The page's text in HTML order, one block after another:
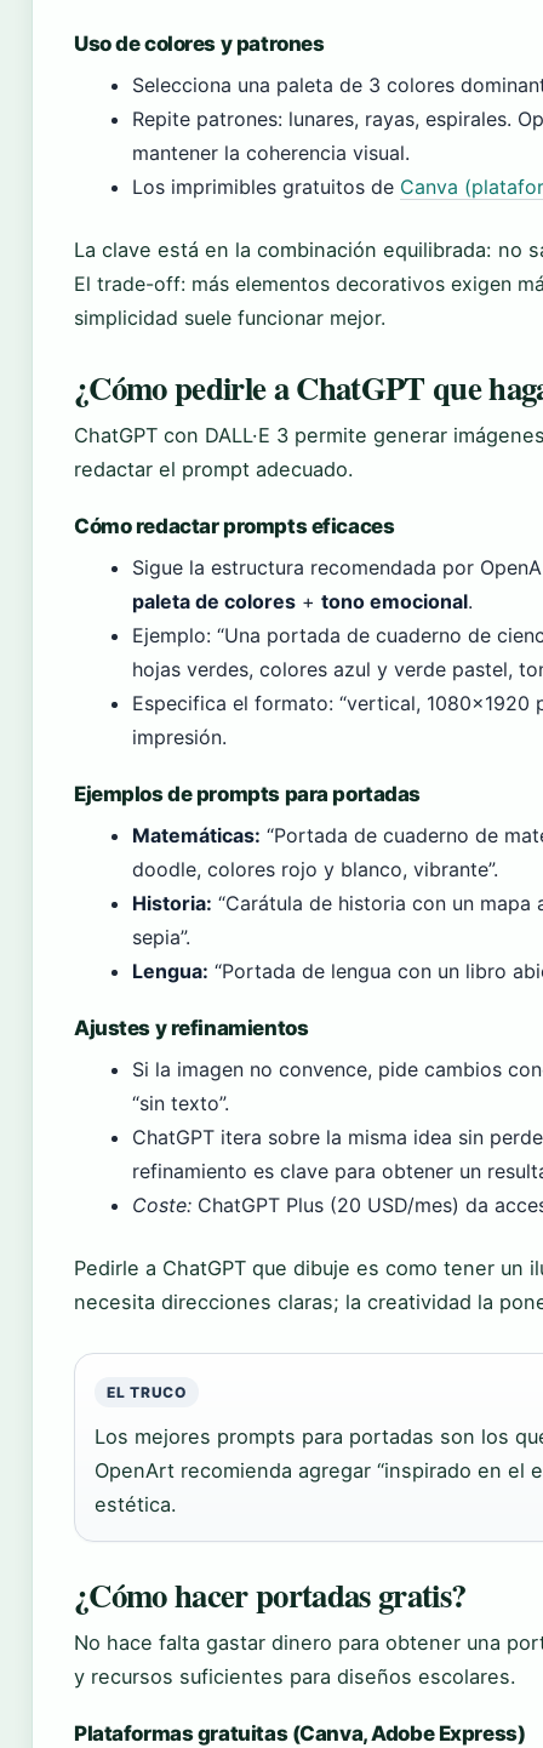
Uso de colores y patrones
Selecciona una paleta de 3 colores
Repite patrones: lunares, rayas, espirales.
mantener la coherencia visual.
Los imprimibles gratuitos de Canva
La clave está en la combinación equilibrada: no
El trade-off: más elementos decorativos exigen
simplicidad suele funcionar mejor.
¿Cómo pedirle a ChatGPT que
ChatGPT con DALL·E 3 permite generar
redactar el prompt adecuado.
Cómo redactar prompts eficaces
Sigue la estructura recomendada por
paleta de colores + tono emocional.
Ejemplo: “Una portada de cuaderno de
hojas verdes, colores azul y verde pastel,
Especifica el formato: “vertical, 1080×1920
impresión.
Ejemplos de prompts para portadas
Matemáticas: “Portada de cuaderno de
doodle, colores rojo y blanco, vibrante”.
Historia: “Carátula de historia con un
sepia”.
Lengua: “Portada de lengua con un libro
Ajustes y refinamientos
Si la imagen no convence, pide cambios
“sin texto”.
ChatGPT itera sobre la misma idea sin
refinamiento es clave para obtener un
Coste: ChatGPT Plus (20 USD/mes) da
Pedirle a ChatGPT que dibuje es como tener un
necesita direcciones claras; la creatividad la
EL TRUCO
Los mejores prompts para portadas son los
OpenArt recomienda agregar “inspirado en
estética.
¿Cómo hacer portadas gratis?
No hace falta gastar dinero para obtener una
y recursos suficientes para diseños escolares.
Plataformas gratuitas (Canva, Adobe Express)